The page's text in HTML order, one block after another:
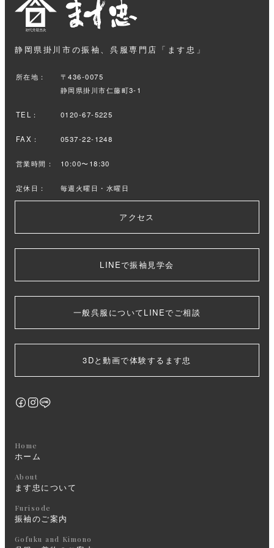
静岡県掛川市の振袖、呉服専門店「ます忠」
所在地：
〒436-0075
静岡県掛川市仁藤町3-1
TEL： 0120-67-5225
FAX： 0537-22-1248
営業時間： 10:00〜18:30
定休日： 毎週火曜日・水曜日
アクセス
LINEで振袖見学会
一般呉服についてLINEでご相談
3Dと動画で体験するます忠
Home
ホーム
About
ます忠について
Furisode
振袖のご案内
Gofuku and Kimono